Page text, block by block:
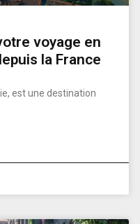
voyage en
la France
est une destination